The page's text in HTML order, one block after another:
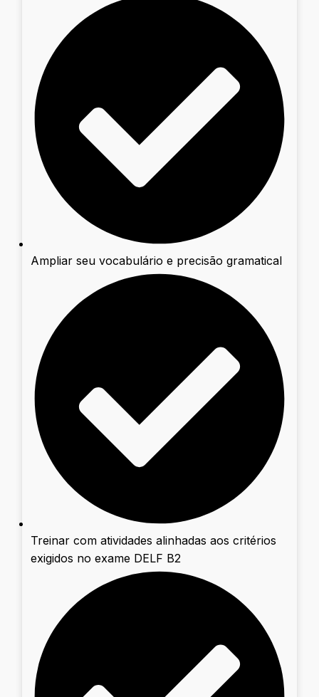
Ampliar seu vocabulário e precisão gramatical
Treinar com atividades alinhadas aos critérios
exigidos no exame DELF B2